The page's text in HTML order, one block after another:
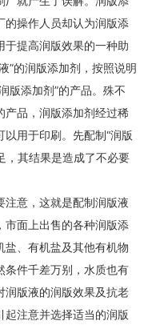
的操作人员却认为润版添
于提高润版效果的一种助
”的润版添加剂，按照说明
版添加剂”的产品。殊不
产品，润版添加剂经过稀
用于印刷。先配制“润版
，其结果是造成了不必要
意，这就是配制润版液
市面上出售的各种润版添
盐、有机盐及其他有机物
条件千差万别，水质也有
润版液的润版效果及抗老
起注意并选择适当的润版